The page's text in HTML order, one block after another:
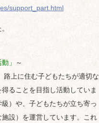
support_part.html
」 ～
上に住む子どもたちが適切な
ることを目指し活動していま
）や、子どもたちが立ち寄っ
設）を運営しています。これ